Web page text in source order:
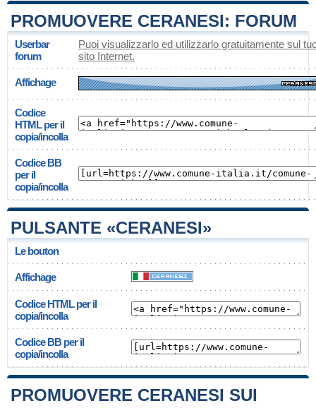
PROMUOVERE CERANESI: FORUM
Userbar
forum
Puoi visualizzarlo ed utilizzarlo gratuitamente sul
sito Internet.
Affichage
Codice
HTML per il
copia/incolla
Codice BB
per il
copia/incolla
PULSANTE «CERANESI»
Le bouton
Affichage
Codice HTML per il
copia/incolla
Codice BB per il
copia/incolla
PROMUOVERE CERANESI SUI